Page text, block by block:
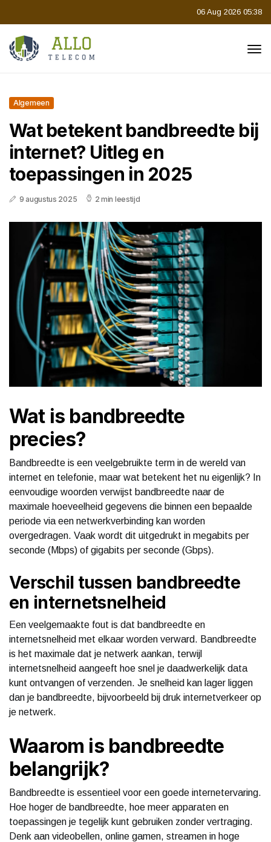
06 Aug 2026 05:38
Algemeen
Wat betekent bandbreedte bij
internet? Uitleg en
toepassingen in 2025
9 augustus 2025 2 min leestijd
Wat is bandbreedte
precies?
Bandbreedte is een veelgebruikte term in de wereld van
internet en telefonie, maar wat betekent het nu eigenlijk? In
eenvoudige woorden verwijst bandbreedte naar de
maximale hoeveelheid gegevens die binnen een bepaalde
periode via een netwerkverbinding kan worden
overgedragen. Vaak wordt dit uitgedrukt in megabits per
seconde (Mbps) of gigabits per seconde (Gbps).
Verschil tussen bandbreedte
en internetsnelheid
Een veelgemaakte fout is dat bandbreedte en
internetsnelheid met elkaar worden verward. Bandbreedte
is het maximale dat je netwerk aankan, terwijl
internetsnelheid aangeeft hoe snel je daadwerkelijk data
kunt ontvangen of verzenden. Je snelheid kan lager liggen
dan je bandbreedte, bijvoorbeeld bij druk internetverkeer op
je netwerk.
Waarom is bandbreedte
belangrijk?
Bandbreedte is essentieel voor een goede internetervaring.
Hoe hoger de bandbreedte, hoe meer apparaten en
toepassingen je tegelijk kunt gebruiken zonder vertraging.
Denk aan videobellen, online gamen, streamen in hoge